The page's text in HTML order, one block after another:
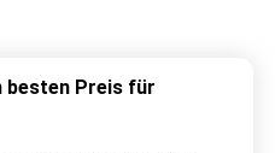
besten Preis für